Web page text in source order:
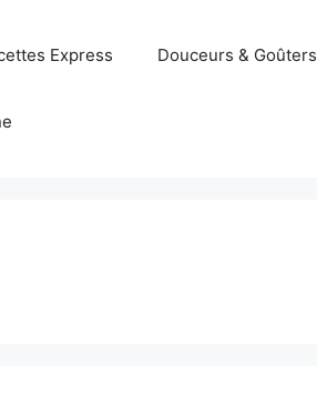
Express Douceurs & Goûters